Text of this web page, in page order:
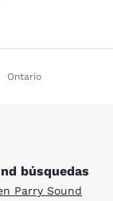
Ontario
búsquedas
Parry Sound